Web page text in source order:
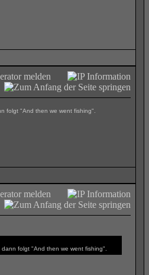
folgt "And then we went fishing".
folgt "And then we went fishing".